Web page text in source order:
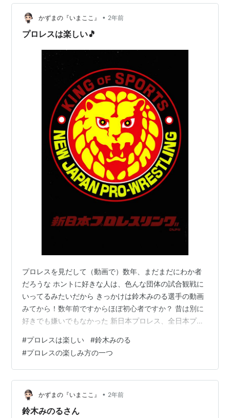
りますが、TJP選手がNOAHに入るんじゃないか説を立て
ていきたいと思います。まず、小島選手は、NOAHに来
て…
かずまの『いまここ』 • 2年前
プロレスは楽しい🎵
プロレスを見だして（動画で）数年、まだまだにわか者
だろうな ホントに好きな人は、色んな団体の試合観戦に
いってるみたいだから きっかけは鈴木みのる選手の動画
みてから！数年前ですからほぼ初心者ですか？ 昔は別に
好きでも嫌いでもなかった 新日本プロレス、全日本プロ
まれてその前は大日本プロレスってのもあったらしい！
今もあるのかな？あるみたいです。日本には５０以上の
プロレス団体があって殆どが『兼業』を行って食べてい
るそうです。プロレスだけでは食べていけないんです
ね。身体を一般人以上に鍛えてるとはいえ事故やケガは
あるでしょう・・・ この数年は鈴木みのるさ…
#プロレスは楽しい #鈴木みのる
#プロレスの楽しみ方の一つ
かずまの『いまここ』 • 2年前
鈴木みのるさん